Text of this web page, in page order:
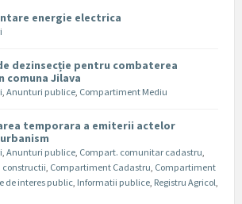
energie electrica
dezinsecție pentru combaterea
comuna Jilava
, Anunturi publice, Compartiment Mediu
temporara a emiterii actelor
, Anunturi publice, Compart. comunitar cadastru,
constructii, Compartiment Cadastru, Compartiment
de interes public, Informatii publice, Registru Agricol,